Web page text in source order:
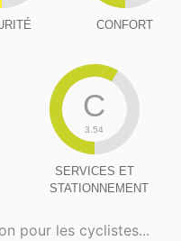
CONFORT
C
3.54
SERVICES ET
STATIONNEMENT
pour les cyclistes...